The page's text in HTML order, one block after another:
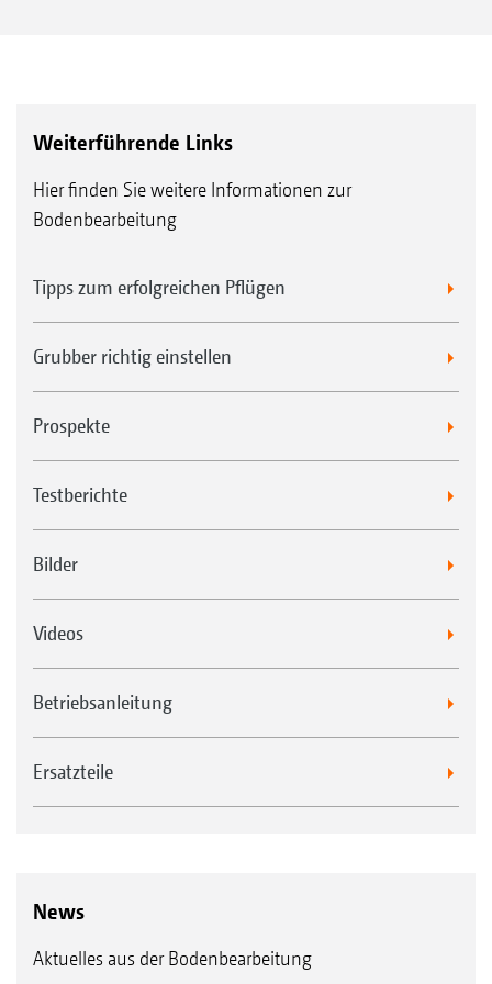
Weiterführende Links
Hier finden Sie weitere Informationen zur
Bodenbearbeitung
Tipps zum erfolgreichen Pflügen
Grubber richtig einstellen
Prospekte
Testberichte
Bilder
Videos
Betriebsanleitung
Ersatzteile
News
Aktuelles aus der Bodenbearbeitung